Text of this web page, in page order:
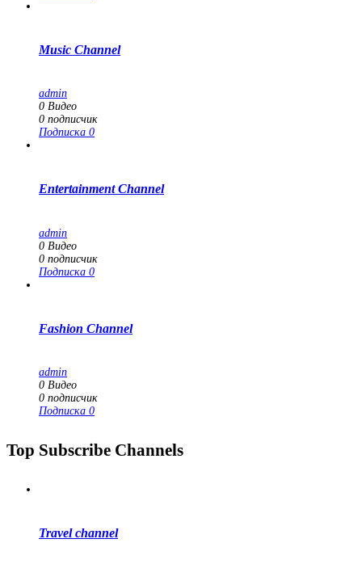
Music Channel
admin
0 Видео
0 подписчик
Подписка 0
Entertainment Channel
admin
0 Видео
0 подписчик
Подписка 0
Fashion Channel
admin
0 Видео
0 подписчик
Подписка 0
Top Subscribe Channels
Travel channel